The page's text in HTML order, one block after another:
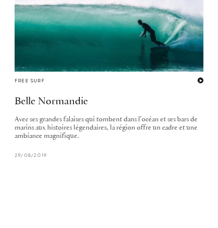
FREE SURF
Belle Normandie
Avec ses grandes falaises qui tombent dans l'océan et ses bars de
marins aux histoires légendaires, la région offre un cadre et une
ambiance magnifique.
29/08/2019